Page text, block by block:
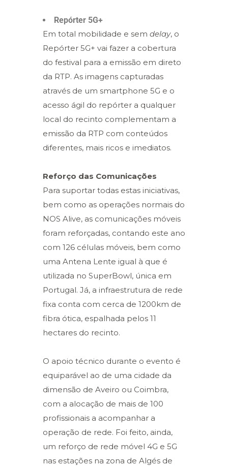
Repórter 5G+
Em total mobilidade e sem delay, o
Repórter 5G+ vai fazer a cobertura
do festival para a emissão em direto
da RTP. As imagens capturadas
através de um smartphone 5G e o
acesso ágil do repórter a qualquer
local do recinto complementam a
emissão da RTP com conteúdos
diferentes, mais ricos e imediatos.
Reforço das Comunicações
Para suportar todas estas iniciativas,
bem como as operações normais do
NOS Alive, as comunicações móveis
foram reforçadas, contando este ano
com 126 células móveis, bem como
uma Antena Lente igual à que é
utilizada no SuperBowl, única em
Portugal. Já, a infraestrutura de rede
fixa conta com cerca de 1200km de
fibra ótica, espalhada pelos 11
hectares do recinto.
O apoio técnico durante o evento é
equiparável ao de uma cidade da
dimensão de Aveiro ou Coimbra,
com a alocação de mais de 100
profissionais a acompanhar a
operação de rede. Foi feito, ainda,
um reforço de rede móvel 4G e 5G
nas estações na zona de Algés de